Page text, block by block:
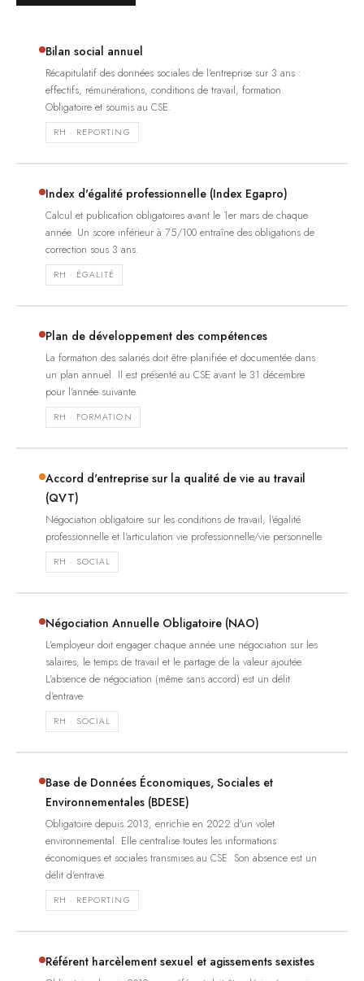
Bilan social annuel
Récapitulatif des données sociales de l'entreprise sur 3 ans :
effectifs, rémunérations, conditions de travail, formation.
Obligatoire et soumis au CSE.
RH · REPORTING
Index d'égalité professionnelle (Index Egapro)
Calcul et publication obligatoires avant le 1er mars de chaque
année. Un score inférieur à 75/100 entraîne des obligations de
correction sous 3 ans.
RH · ÉGALITÉ
Plan de développement des compétences
La formation des salariés doit être planifiée et documentée dans
un plan annuel. Il est présenté au CSE avant le 31 décembre
pour l'année suivante.
RH · FORMATION
Accord d'entreprise sur la qualité de vie au travail
(QVT)
Négociation obligatoire sur les conditions de travail, l'égalité
professionnelle et l'articulation vie professionnelle/vie personnelle.
RH · SOCIAL
Négociation Annuelle Obligatoire (NAO)
L'employeur doit engager chaque année une négociation sur les
salaires, le temps de travail et le partage de la valeur ajoutée.
L'absence de négociation (même sans accord) est un délit
d'entrave.
RH · SOCIAL
Base de Données Économiques, Sociales et
Environnementales (BDESE)
Obligatoire depuis 2013, enrichie en 2022 d'un volet
environnemental. Elle centralise toutes les informations
économiques et sociales transmises au CSE. Son absence est un
délit d'entrave.
RH · REPORTING
Référent harcèlement sexuel et agissements sexistes